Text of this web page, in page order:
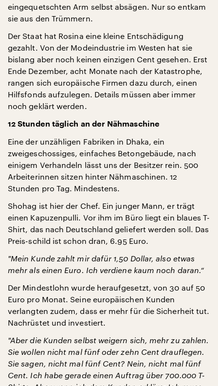
eingequetschten Arm selbst absägen. Nur so entkam
sie aus den Trümmern.
Der Staat hat Rosina eine kleine Entschädigung
gezahlt. Von der Modeindustrie im Westen hat sie
bislang aber noch keinen einzigen Cent gesehen. Erst
Ende Dezember, acht Monate nach der Katastrophe,
rangen sich europäische Firmen dazu durch, einen
Hilfsfonds aufzulegen. Details müssen aber immer
noch geklärt werden.
12 Stunden täglich an der Nähmaschine
Eine der unzähligen Fabriken in Dhaka, ein
zweigeschossiges, einfaches Betongebäude, nach
einigem Verhandeln lässt uns der Besitzer rein. 500
Arbeiterinnen sitzen hinter Nähmaschinen. 12
Stunden pro Tag. Mindestens.
Shohag ist hier der Chef. Ein junger Mann, er trägt
einen Kapuzenpulli. Vor ihm im Büro liegt ein blaues T-
Shirt, das nach Deutschland geliefert werden soll. Das
Preis-schild ist schon dran, 6.95 Euro.
"Mein Kunde zahlt mir dafür 1,50 Dollar, also etwas
mehr als einen Euro. Ich verdiene kaum noch daran.“
Der Mindestlohn wurde heraufgesetzt, von 30 auf 50
Euro pro Monat. Seine europäischen Kunden
verlangten zudem, dass er mehr für die Sicherheit tut.
Nachrüstet und investiert.
"Aber die Kunden selbst weigern sich, mehr zu zahlen.
Sie wollen nicht mal fünf oder zehn Cent drauflegen.
Sie sagen, nicht mal fünf Cent? Nein, nicht mal fünf
Cent. Ich habe gerade einen Auftrag über 700.000 T-